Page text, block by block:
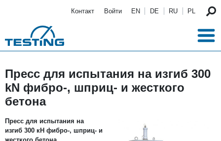
Контакт Войти EN DE RU PL
Пресс для испытания на изгиб 300
kN фибро-, шприц- и жесткого
бетона
Пресс для испытания на
изгиб 300 кН фибро-, шприц- и